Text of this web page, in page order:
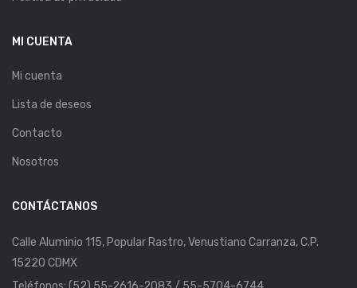
MI CUENTA
Mi cuenta
Lista de deseos
Contacto
Nosotros
CONTÁCTANOS
Calle Aluminio 115, Popular Rastro, Venustiano Carranza, C.P.
15220 CDMX